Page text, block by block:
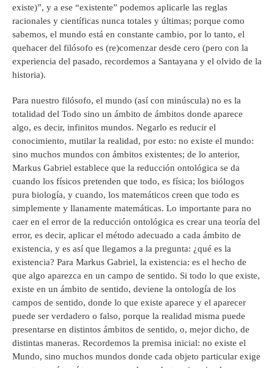
existe)”, y a ese “existente” podemos aplicarle las reglas
racionales y científicas nunca totales y últimas; porque como
sabemos, el mundo está en constante cambio, por lo tanto, el
quehacer del filósofo es (re)comenzar desde cero (pero con la
experiencia del pasado, recordemos a Santayana y el olvido de la
historia).
Para nuestro filósofo, el mundo (así con minúscula) no es la
totalidad del Todo sino un ámbito de ámbitos donde aparece
algo, es decir, infinitos mundos. Negarlo es reducir el
conocimiento, mutilar la realidad, por esto: no existe el mundo:
sino muchos mundos con ámbitos existentes; de lo anterior,
Markus Gabriel establece que la reducción ontológica se da
cuando los físicos pretenden que todo, es física; los biólogos
pura biología, y cuando, los matemáticos creen que todo es
simplemente y llanamente matemáticas. Lo importante para no
caer en el error de la reducción ontológica es crear una teoría del
error, es decir, aplicar el método adecuado a cada ámbito de
existencia, y es así que llegamos a la pregunta: ¿qué es la
existencia? Para Markus Gabriel, la existencia: es el hecho de
que algo aparezca en un campo de sentido. Si todo lo que existe,
existe en un ámbito de sentido, deviene la ontología de los
campos de sentido, donde lo que existe aparece y el aparecer
puede ser verdadero o falso, porque la realidad misma puede
presentarse en distintos ámbitos de sentido, o, mejor dicho, de
distintas maneras. Recordemos la premisa inicial: no existe el
Mundo, sino muchos mundos donde cada objeto particular exige